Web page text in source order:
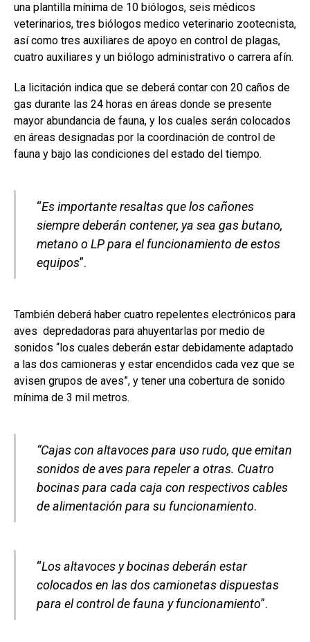
una plantilla mínima de 10 biólogos, seis médicos
veterinarios, tres biólogos medico veterinario zootecnista,
así como tres auxiliares de apoyo en control de plagas,
cuatro auxiliares y un biólogo administrativo o carrera afín.
La licitación indica que se deberá contar con 20 caños de
gas durante las 24 horas en áreas donde se presente
mayor abundancia de fauna, y los cuales serán colocados
en áreas designadas por la coordinación de control de
fauna y bajo las condiciones del estado del tiempo.
“Es importante resaltas que los cañones
siempre deberán contener, ya sea gas butano,
metano o LP para el funcionamiento de estos
equipos”.
También deberá haber cuatro repelentes electrónicos para
aves depredadoras para ahuyentarlas por medio de
sonidos “los cuales deberán estar debidamente adaptado
a las dos camioneras y estar encendidos cada vez que se
avisen grupos de aves”, y tener una cobertura de sonido
mínima de 3 mil metros.
“Cajas con altavoces para uso rudo, que emitan
sonidos de aves para repeler a otras. Cuatro
bocinas para cada caja con respectivos cables
de alimentación para su funcionamiento.
“Los altavoces y bocinas deberán estar
colocados en las dos camionetas dispuestas
para el control de fauna y funcionamiento”.